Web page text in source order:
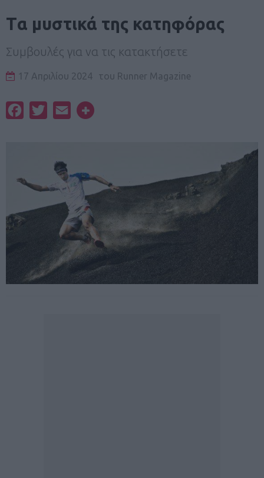
Tα μυστικά της κατηφόρας
Συμβουλές για να τις κατακτήσετε
17 Απριλίου 2024 του Runner Magazine
FacebookTwitterEmail